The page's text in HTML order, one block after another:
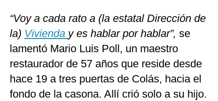
“Voy a cada rato a (la estatal Dirección de
la) Vivienda y es hablar por hablar”, se
lamentó Mario Luis Poll, un maestro
restaurador de 57 años que reside desde
hace 19 a tres puertas de Colás, hacia el
fondo de la casona. Allí crió solo a su hijo.